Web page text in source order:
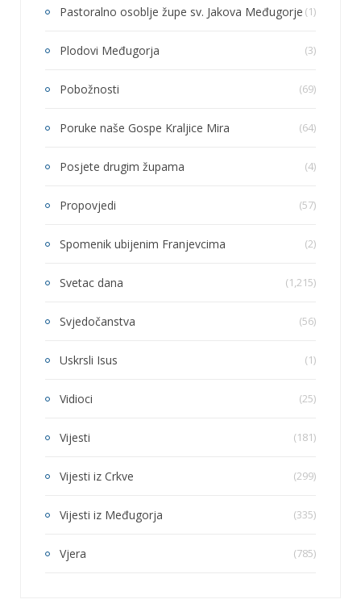
Pastoralno osoblje župe sv. Jakova Međugorje (1)
Plodovi Međugorja (3)
Pobožnosti (69)
Poruke naše Gospe Kraljice Mira (64)
Posjete drugim župama (4)
Propovjedi (57)
Spomenik ubijenim Franjevcima (2)
Svetac dana (1,215)
Svjedočanstva (56)
Uskrsli Isus (1)
Vidioci (25)
Vijesti (181)
Vijesti iz Crkve (299)
Vijesti iz Međugorja (335)
Vjera (785)